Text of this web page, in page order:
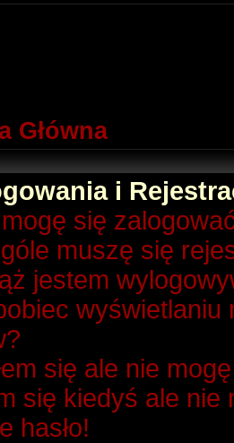
Główna
i
się
muszę się
jestem
się ale nie
się kiedyś ale
hasło!